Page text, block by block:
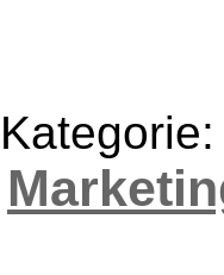
Kategorie: